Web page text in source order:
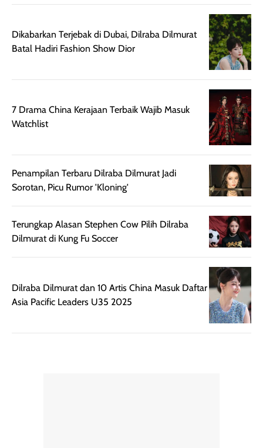
Dikabarkan Terjebak di Dubai, Dilraba Dilmurat
Batal Hadiri Fashion Show Dior
7 Drama China Kerajaan Terbaik Wajib Masuk
Watchlist
Penampilan Terbaru Dilraba Dilmurat Jadi
Sorotan, Picu Rumor 'Kloning'
Terungkap Alasan Stephen Cow Pilih Dilraba
Dilmurat di Kung Fu Soccer
Dilraba Dilmurat dan 10 Artis China Masuk Daftar
Asia Pacific Leaders U35 2025